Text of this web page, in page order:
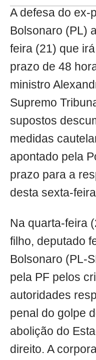
A defesa do ex-
Bolsonaro (PL)
feira (21) que
prazo de 48
ministro
Supremo
supostos
medidas
apontado pela
prazo para a
desta sexta-
Na quarta-feira
filho, deputado
Bolsonaro (PL-
pela PF pelos
autoridades
penal do golpe
abolição do
direito. A